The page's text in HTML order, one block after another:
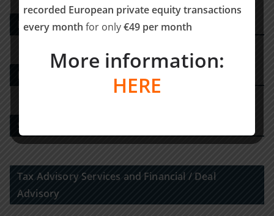
PE DEALS EUROPE
M&A-Beratungshaus
Strategy Consulting
Tax Advisory Services and Financial / Deal
Advisory
recorded European private equity transactions
every month for only€49 per month
More information:
HERE